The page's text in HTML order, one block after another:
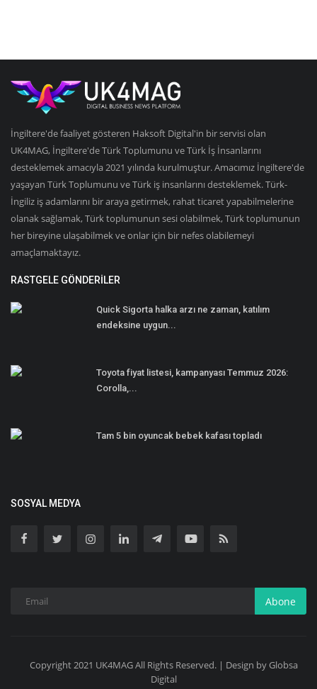
İngiltere'de faaliyet gösteren Haksoft Digital'in bir servisi olan
UK4MAG, İngiltere'de Türk Toplumunu ve Türk İş İnsanlarını
desteklemek amacıyla 2021 yılında kurulmuştur. Amacımız İngiltere'de
yaşayan Türk Toplumunu ve Türk iş insanlarını desteklemek. Türk-
İngiliz iş adamlarını bir araya getirmek, rahat ticaret yapabilmelerine
olanak sağlamak, Türk toplumunun sesi olabilmek, Türk toplumunun
her bireyine ulaşabilmek ve onlar için bir nefes olabilemeyi
amaçlamaktayız.
RASTGELE GÖNDERILER
Quick Sigorta halka arzı ne zaman, katılım
endeksine uygun...
Toyota fiyat listesi, kampanyası Temmuz 2026:
Corolla,...
Tam 5 bin oyuncak bebek kafası topladı
SOSYAL MEDYA
Abone
Copyright 2021 UK4MAG All Rights Reserved. | Design by Globsa
Digital